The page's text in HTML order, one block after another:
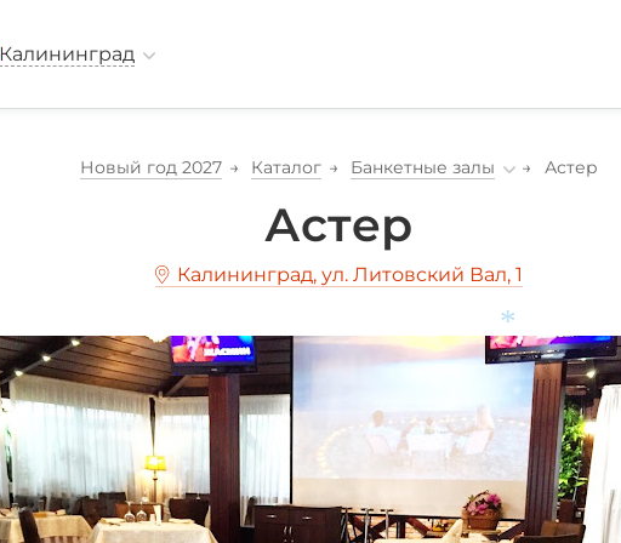
Калининград
Новый год 2027 Каталог Банкетные залы Астер
Астер
Калининград, ул. Литовский Вал, 1